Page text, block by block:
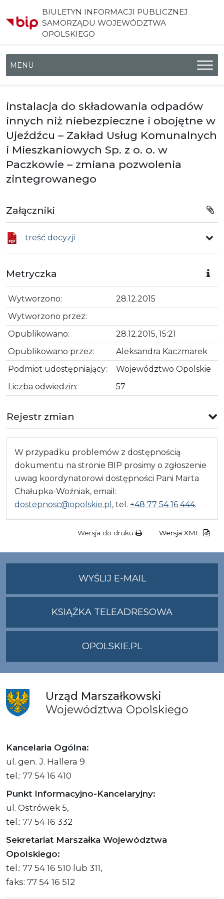
BIULETYN INFORMACJI PUBLICZNEJ
SAMORZĄDU WOJEWÓDZTWA
OPOLSKIEGO
Menu główne
instalacja do składowania odpadów
innych niż niebezpieczne i obojętne w
Ujeźdźcu – Zakład Usług Komunalnych
i Mieszkaniowych Sp. z o. o. w
Paczkowie – zmiana pozwolenia
zintegrowanego
Załączniki
treść decyzji
Metryczka
Wytworzono:
28.12.2015
Wytworzono przez:
Opublikowano:
28.12.2015, 15:21
Opublikowano przez:
Aleksandra Kaczmarek
Podmiot udostępniający:
Województwo Opolskie
Liczba odwiedzin:
57
Rejestr zmian
W przypadku problemów z dostępnością
dokumentu na stronie BIP prosimy o zgłoszenie
uwag koordynatorowi dostępności Pani Marta
Chałupka-Woźniak, email:
dostepnosc@opolskie.pl , tel. +48 77 54 16 444.
Wersja do druku Wersja XML
WYŚLIJ E-MAILNA
ADRES
KSIĄŻKA TELEADRESOWA
OPOLSKIE.PL
Urząd Marszałkowski
Województwa Opolskiego
Kancelaria Ogólna:
ul. gen. J. Hallera 9
tel.: 77 54 16 410
Punkt Informacyjno-Kancelaryjny:
ul. Ostrówek 5,
tel.: 77 54 16 332
Sekretariat Marszałka Województwa
Opolskiego:
tel.: 77 54 16 510 lub 311,
faks: 77 54 16 512